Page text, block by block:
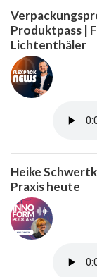
Produktpass |
Lichtenthäler
Heike
Praxis heute